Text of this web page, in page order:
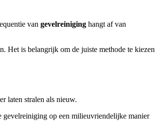
van gevelreiniging hangt af van
Het is belangrijk om de juiste methode te kiezen
laten stralen als nieuw.
gevelreiniging op een milieuvriendelijke manier